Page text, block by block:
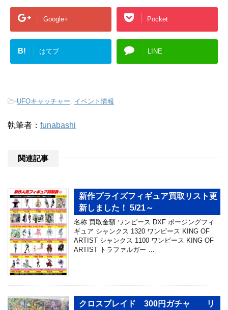
Google+ Pocket
B! はてブ LINE
-UFOキャッチャー イベント情報
執筆者： funabashi
関連記事
新作プライズフィギュア買取リスト更
新しました！ 5/21～
名称 買取金額 ワンピース DXF ポージングフィ
ギュア シャンクス 1320 ワンピース KING OF
ARTIST シャンクス 1100 ワンピース KING OF
ARTIST トラファルガー …
クロスブレイド 300円ガチャ リ